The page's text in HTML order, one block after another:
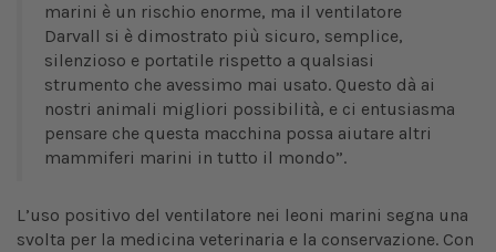
marini è un rischio enorme, ma il ventilatore
Darvall si è dimostrato più sicuro, semplice,
silenzioso e portatile rispetto a qualsiasi
strumento che avessimo mai usato. Questo dà ai
nostri animali migliori possibilità, e ci entusiasma
pensare che questa macchina possa aiutare altri
mammiferi marini in tutto il mondo”.
L’uso positivo del ventilatore nei leoni marini segna una
svolta per la medicina veterinaria e la conservazione. Con